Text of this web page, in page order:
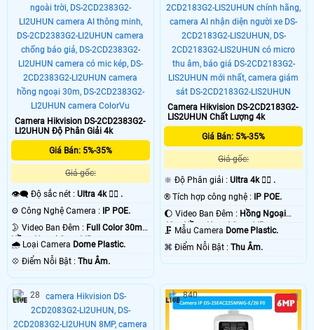
Camera Hikvision DS-2CD2383G2-
LI2UHUN Độ Phân Giải 4k
Giá Bán: 5%-35%
Giá gốc:
👁️‍🗨 Độ sắc nét : Ultra 4k 👍🏾 .
⚙ Công Nghệ Camera : IP POE.
🌛 Video Ban Đêm : Full Color 30m
Hồng Ngoại Smart IR.
🌧️ Loại Camera Dome Plastic.
️💠 Điểm Nỗi Bật : Thu Âm.
Camera Hikvision DS-2CD2183G2-
LIS2UHUN Chất Lượng 4k
Giá Bán: 5%-35%
Giá gốc:
🔆 Độ Phân giải :Ultra 4k 👍🏾 .
®️ Tích hợp công nghệ : IP POE.
🌔 Video Ban Đêm : Hồng Ngoại
40m Hồng Ngoại Smart IR.
🗜️ Mẫu Camera Dome Plastic.
️⌘ Điểm Nỗi Bật :Thu Âm.
28 840